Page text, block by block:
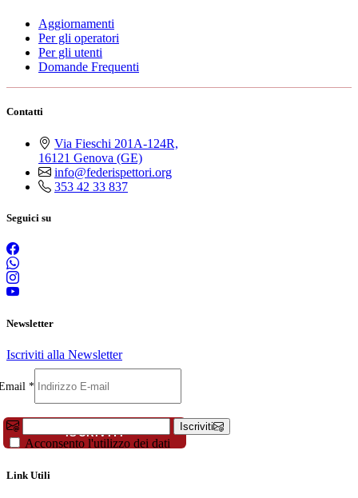
Aggiornamenti
Per gli operatori
Per gli utenti
Domande Frequenti
Contatti
Via Fieschi 201A-124R,
16121 Genova (GE)
info@federispettori.org
353 42 33 837
Seguici su
Newsletter
Iscriviti alla Newsletter
*
ISCRIVITI
Iscriviti
Acconsento l'utilizzo dei dati
Link Utili